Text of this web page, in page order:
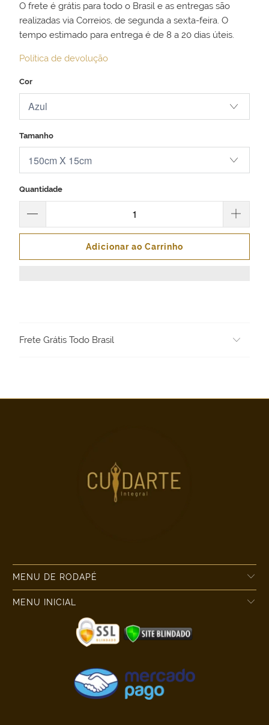
O frete é grátis para todo o Brasil e as entregas são
realizadas via Correios, de segunda a sexta-feira. O
tempo estimado para entrega é de 8 a 20 dias úteis.
Política de devolução
Cor
Tamanho
Quantidade
Adicionar ao Carrinho
Frete Grátis Todo Brasil
MENU DE RODAPÉ
MENU INICIAL